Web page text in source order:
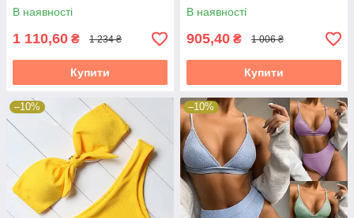
В наявності
1 110,60 ₴ 1 234 ₴
Купити
В наявності
905,40 ₴ 1 006 ₴
Купити
–10% –10%